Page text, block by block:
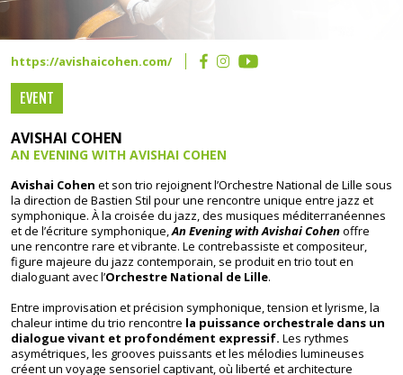
https://avishaicohen.com/
EVENT
AVISHAI COHEN
AN EVENING WITH AVISHAI COHEN
Avishai Cohen et son trio rejoignent l’Orchestre National de Lille sous
la direction de Bastien Stil pour une rencontre unique entre jazz et
symphonique. À la croisée du jazz, des musiques méditerranéennes
et de l’écriture symphonique,An Evening with Avishai Cohenoffre
une rencontre rare et vibrante. Le contrebassiste et compositeur,
figure majeure du jazz contemporain, se produit en trio tout en
dialoguant avec l’Orchestre National de Lille.
Entre improvisation et précision symphonique, tension et lyrisme, la
chaleur intime du trio rencontre la puissance orchestrale dans un
dialogue vivant et profondément expressif. Les rythmes
asymétriques, les grooves puissants et les mélodies lumineuses
créent un voyage sensoriel captivant, où liberté et architecture